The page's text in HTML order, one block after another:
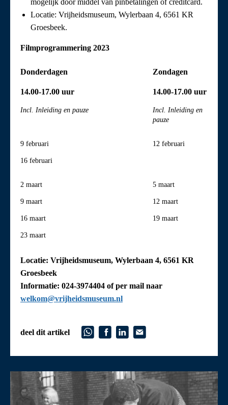
Locatie: Vrijheidsmuseum, Wylerbaan 4, 6561 KR
Groesbeek.
Filmprogrammering 2023
Donderdagen Zondagen
14.00-17.00 uur 14.00-17.00 uur
Incl. Inleiding en pauze
Incl. Inleiding en
pauze
9 februari 12 februari
16 februari
2 maart 5 maart
9 maart 12 maart
16 maart 19 maart
23 maart
Locatie: Vrijheidsmuseum, Wylerbaan 4, 6561 KR
Groesbeek
Informatie: 024-3974404 of per mail naar
welkom@vrijheidsmuseum.nl
deel dit artikel